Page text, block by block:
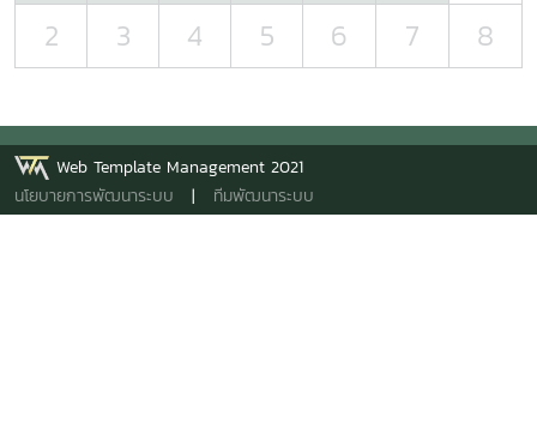
2
3 4 5 6 7 8
Web Template Management 2021
นโยบายการพัฒนาระบบ | ทีมพัฒนาระบบ